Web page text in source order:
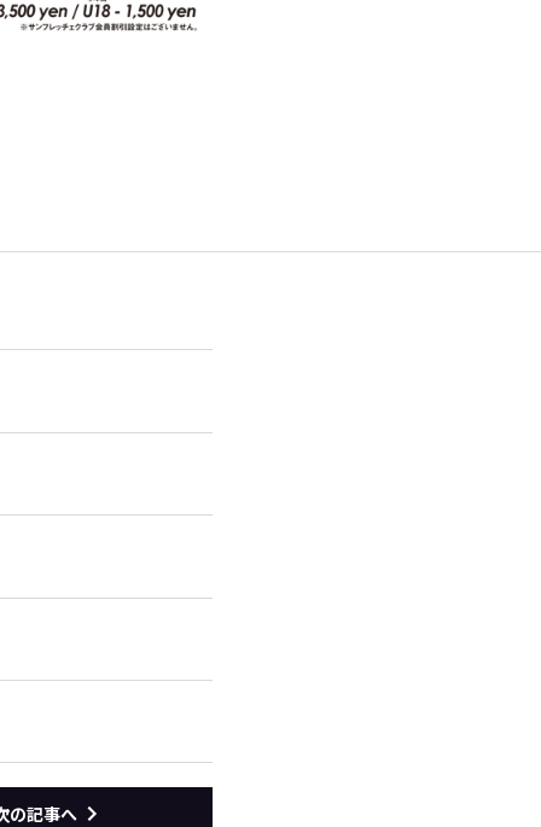
の記事へ